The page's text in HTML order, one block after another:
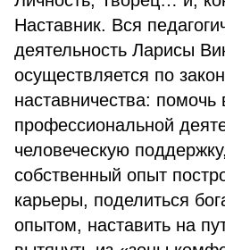
Наставник. Вся
деятельность Ларисы
осуществляется по
наставничества: помочь
профессиональной
человеческую
собственный опыт
карьеры, поделиться
опытом, наставить на